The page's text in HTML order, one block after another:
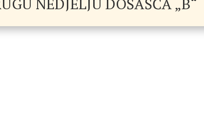
NEDJELJU DOŠAŠĆA „B“